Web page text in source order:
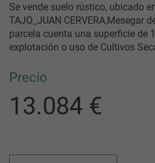
Se vende suelo rústico, ubicado
TAJO_JUAN CERVERA,Mesegar
parcela cuenta una superficie de
explotación o uso de Cultivos
Precio
13.084 €